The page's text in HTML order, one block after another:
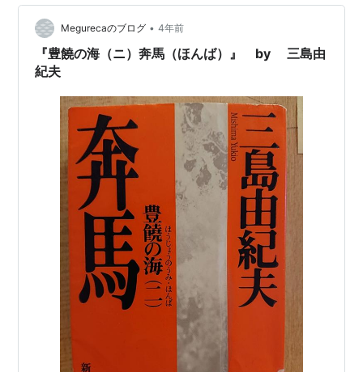
Megurecaのブログ • 4年前
『豊饒の海（ニ）奔馬（ほんば）』 by 三島由
紀夫